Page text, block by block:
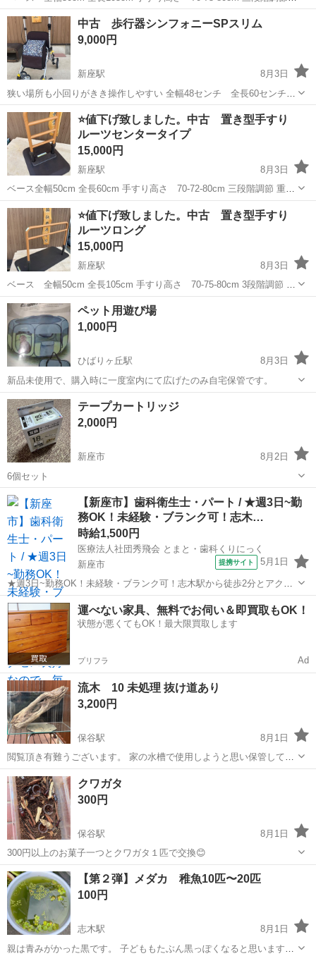
重さ 21.7kg
埼玉 新座市 新座駅 その他
中古 歩行器シンフォニーSPスリム
9,000円
新座駅
8月3日
狭い場所も小回りがきき操作しやすい 全幅48センチ 全長60センチ
ハンドル高さ77.5から86.5センチ4段階調節 重量4.9Kg
埼玉 新座市 新座駅 その他 シンフォニー
⭐️値下げ致しました。中古 置き型手すり
ルーツセンタータイプ
15,000円
新座駅
8月3日
ベース全幅50cm 全長60cm 手すり高さ 70-72-80cm 三段階調節 重
さ １３ｋｇ
埼玉 新座市 新座駅 その他 手すり
⭐️値下げ致しました。中古 置き型手すり
ルーツロング
15,000円
新座駅
8月3日
ベース 全幅50cm 全長105cm 手すり高さ 70-75-80cm 3段階調節 重
さ 17.4kg
埼玉 新座市 新座駅 その他
ペット用遊び場
1,000円
ひばりヶ丘駅
8月3日
新品未使用で、購入時に一度室内にて広げたのみ自宅保管です。
埼玉 新座市 ひばりヶ丘駅
テープカートリッジ
2,000円
新座市
8月2日
6個セット
埼玉 その他
【新座市】歯科衛生士・パート / ★週3日~勤
務OK！未経験・ブランク可！志木…
時給1,500円
医療法人社団秀飛会 とまと・歯科くりにっく
新座市
提携サイト 5月1日
★週3日~勤務OK！未経験・ブランク可！志木駅から徒歩2分とアクセ
ス良好なので、毎日快適に通勤できます★ 時給： 1,500円~ アクセ
ス：東上線 志木 徒歩2分 オススメコメント ●週3日~勤務が可能です。
ライフスタ...
埼玉 新座市 歯科衛生士
運べない家具、無料でお伺い＆即買取もOK！
状態が悪くてもOK！最大限買取します
プリフラ Ad
流木 10 未処理 抜け道あり
3,200円
保谷駅
8月1日
閲覧頂き有難うございます。 家の水槽で使用しようと思い保管してい
ましたが多すぎて使いきれないので部屋のオブジェ、植物のレイアウ
ト、水槽、爬虫類等等どうでしょうか。 熱湯消毒等未処理ですので、
ご自身での熱湯消毒、必要であれば...
埼玉 新座市 保谷駅
クワガタ
300円
保谷駅
8月1日
300円以上のお菓子一つとクワガタ１匹で交換😊
埼玉 新座市 保谷駅 その他
【第２弾】メダカ 稚魚10匹〜20匹
100円
志木駅
8月1日
親は青みがかった黒です。 子どももたぶん黒っぽくなると思います